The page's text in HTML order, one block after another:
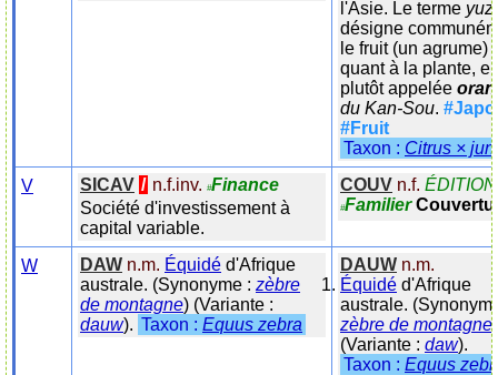
l'Asie. Le terme
désigne
le fruit (un agrume) ;
quant à la plante,
plutôt appelée
du Kan-Sou.
#Fruit
Taxon : Citrus ×
V
SICAV / n.f.inv. #Finance
Société d'investissement à
capital variable.
COUV n.f. ÉDITION
#Familier
W DAW n.m. Équidé d'Afrique
australe. (Synonyme : zèbre
de montagne) (Variante :
dauw). Taxon : Equus zebra
DAUW n.m.
Équidé d'Afrique
australe.
zèbre de montagne
(Variante : daw).
Taxon : Equus